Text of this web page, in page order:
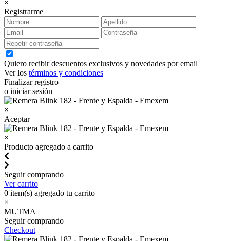
×
Registrarme
Quiero recibir descuentos exclusivos y novedades por email
Ver los términos y condiciones
Finalizar registro
o iniciar sesión
×
Aceptar
×
Producto agregado a carrito
Seguir comprando
Ver carrito
0 item(s) agregado tu carrito
×
MUTMA
Seguir comprando
Checkout